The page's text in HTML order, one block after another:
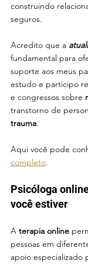
construindo
seguros.
Acredito que a
fundamental para
suporte aos meus
estudo e participo
e congressos sobre
transtorno de
trauma.
Aqui você pode
completo.
Psicóloga
você estiver
A terapia online
pessoas em
apoio especializado